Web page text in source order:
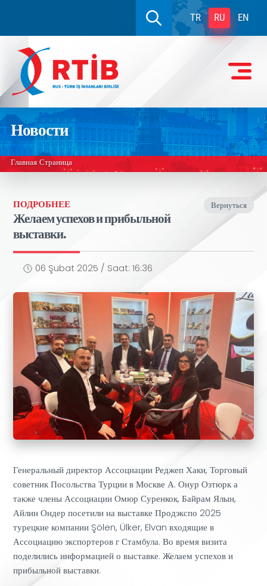
TR RU EN
Новости
Главная Страница
Вернуться
ПОДРОБНЕЕ
Желаем успехов и прибыльной
выставки.
06 Şubat 2025 / Saat: 16:36
Генеральный директор Ассоциации Реджеп Хаки, Торговый
советник Посольства Турции в Москве А. Онур Озтюрк а
также члены Ассоциации Омюр Суренкок, Байрам Ялын,
Айлин Ондер посетили на выставке Продэкспо 2025
турецкие компании Şölen, Ülker, Elvan входящие в
Ассоциацию экспортеров г Стамбула. Во время визита
поделились информацией о выставке. Желаем успехов и
прибыльной выставки.